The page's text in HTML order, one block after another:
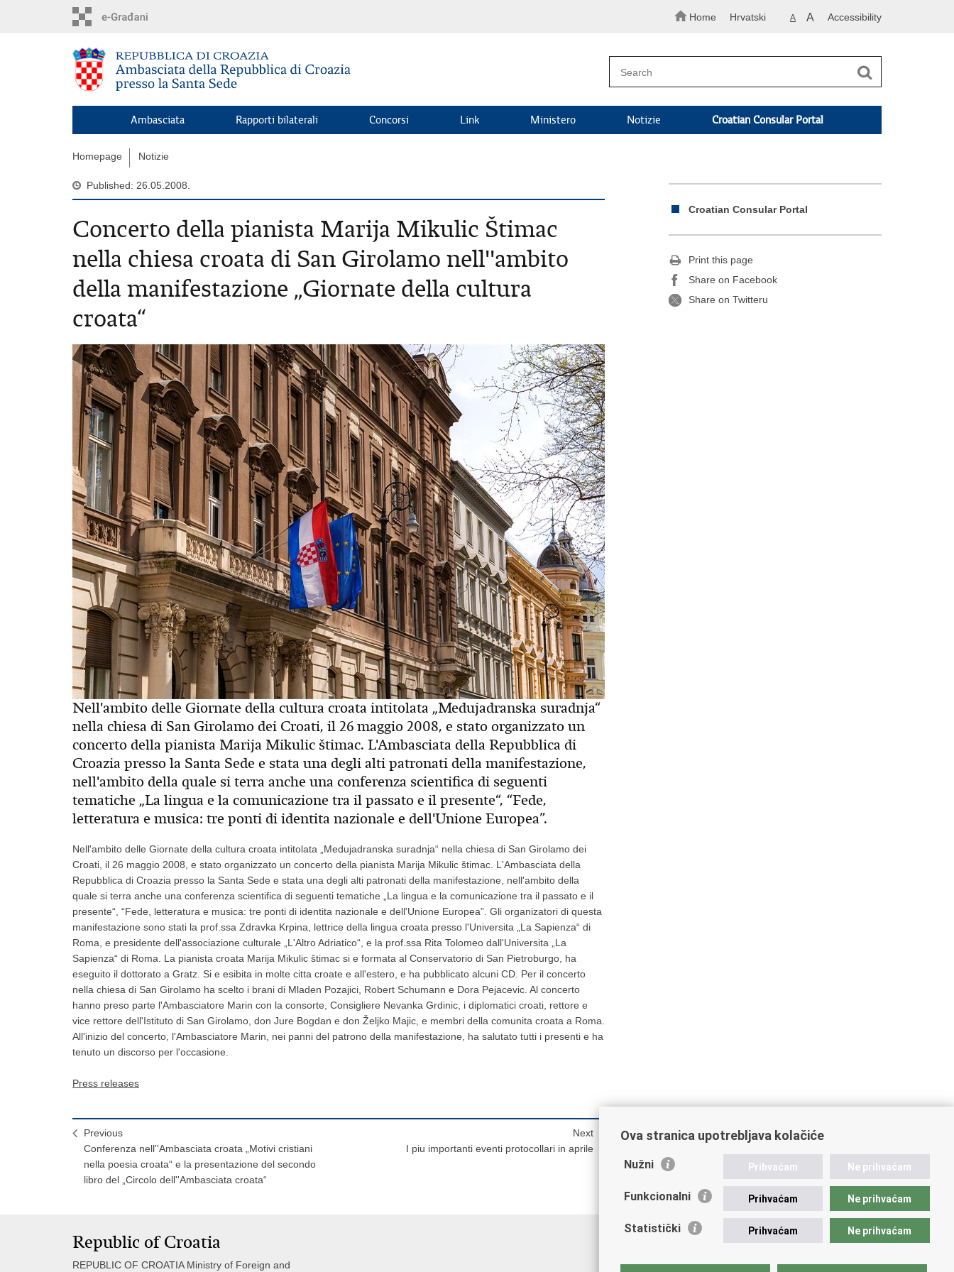
Home Hrvatski A A Accessibility
Ambasciata Rapporti bilaterali Concorsi Link Ministero Notizie Croatian Consular Portal
Homepage Notizie
Published: 26.05.2008.
Concerto della pianista Marija Mikulic Štimac
nella chiesa croata di San Girolamo nell''ambito
della manifestazione „Giornate della cultura
croata“
Nell'ambito delle Giornate della cultura croata intitolata „Medujadranska suradnja“
nella chiesa di San Girolamo dei Croati, il 26 maggio 2008, e stato organizzato un
concerto della pianista Marija Mikulic štimac. L'Ambasciata della Repubblica di
Croazia presso la Santa Sede e stata una degli alti patronati della manifestazione,
nell'ambito della quale si terra anche una conferenza scientifica di seguenti
tematiche „La lingua e la comunicazione tra il passato e il presente“, “Fede,
letteratura e musica: tre ponti di identita nazionale e dell'Unione Europea”.
Nell'ambito delle Giornate della cultura croata intitolata „Medujadranska suradnja“ nella chiesa di San Girolamo dei
Croati, il 26 maggio 2008, e stato organizzato un concerto della pianista Marija Mikulic štimac. L'Ambasciata della
Repubblica di Croazia presso la Santa Sede e stata una degli alti patronati della manifestazione, nell'ambito della
quale si terra anche una conferenza scientifica di seguenti tematiche „La lingua e la comunicazione tra il passato e il
presente“, “Fede, letteratura e musica: tre ponti di identita nazionale e dell'Unione Europea”. Gli organizatori di questa
manifestazione sono stati la prof.ssa Zdravka Krpina, lettrice della lingua croata presso l'Universita „La Sapienza“ di
Roma, e presidente dell'associazione culturale „L'Altro Adriatico“, e la prof.ssa Rita Tolomeo dall'Universita „La
Sapienza“ di Roma. La pianista croata Marija Mikulic štimac si e formata al Conservatorio di San Pietroburgo, ha
eseguito il dottorato a Gratz. Si e esibita in molte citta croate e all'estero, e ha pubblicato alcuni CD. Per il concerto
nella chiesa di San Girolamo ha scelto i brani di Mladen Pozajici, Robert Schumann e Dora Pejacevic. Al concerto
hanno preso parte l'Ambasciatore Marin con la consorte, Consigliere Nevanka Grdinic, i diplomatici croati, rettore e
vice rettore dell'Istituto di San Girolamo, don Jure Bogdan e don Željko Majic, e membri della comunita croata a Roma.
All'inizio del concerto, l'Ambasciatore Marin, nei panni del patrono della manifestazione, ha salutato tutti i presenti e ha
tenuto un discorso per l'occasione.
Press releases
Previous
Conferenza nell''Ambasciata croata „Motivi cristiani
nella poesia croata“ e la presentazione del secondo
libro del „Circolo dell''Ambasciata croata“
Next
I piu importanti eventi protocollari in aprile
Croatian Consular Portal
Print this page
Share on Facebook
Share on Twitteru
Republic of Croatia
REPUBLIC OF CROATIA Ministry of Foreign and
Ova stranica upotrebljava kolačiće
Nužni Prihvaćam Ne prihvaćam
Funkcionalni Prihvaćam Ne prihvaćam
Statistički Prihvaćam Ne prihvaćam